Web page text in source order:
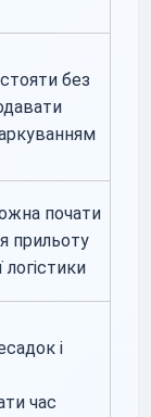
без
почати
прильоту
і
час